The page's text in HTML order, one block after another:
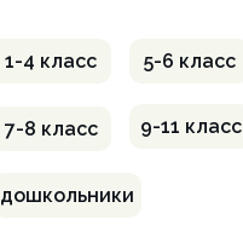
дошкольники
9-11 класс
7-8 класс
1-4 класс 5-6 класс